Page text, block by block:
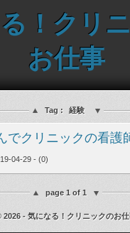
！クリ
お仕事
Tag : 経験
でクリニックの看護
04-29 - (0)
page 1 of 1
2026 - 気になる！クリニックのお